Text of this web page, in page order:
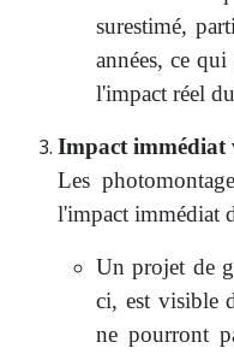
surestimé,
années, ce
l'impact réel
Impact immédiat
Les
l'impact immédiat
Un projet de
ci, est visible
ne pourront